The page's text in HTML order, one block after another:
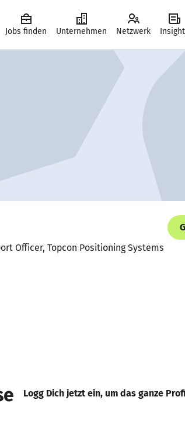
Jobs finden Unternehmen Netzwerk
Officer, Topcon Positioning Systems
Logg Dich jetzt ein, um das ganze